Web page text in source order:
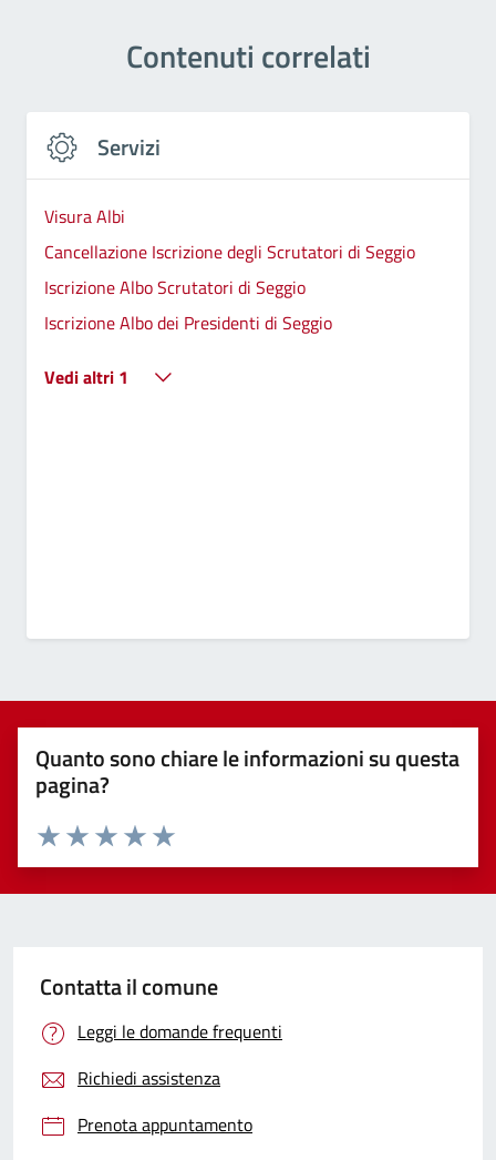
Contenuti correlati
Servizi
Visura Albi
Cancellazione Iscrizione degli Scrutatori di Seggio
Iscrizione Albo Scrutatori di Seggio
Iscrizione Albo dei Presidenti di Seggio
Vedi altri 1
Quanto sono chiare le informazioni su questa
pagina?
Valuta 5 stelle su 5
Valuta 4 stelle su 5
Valuta 3 stelle su 5
Valuta 2 stelle su 5
Valuta 1 stelle su 5
Contatta il comune
Leggi le domande frequenti
Richiedi assistenza
Prenota appuntamento